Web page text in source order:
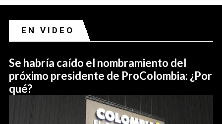
EN VIDEO
Se habría caído el nombramiento del
próximo presidente de ProColombia: ¿Por
qué?